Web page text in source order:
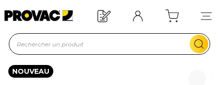
Besoin d'un équipement ?
NOUVEAU